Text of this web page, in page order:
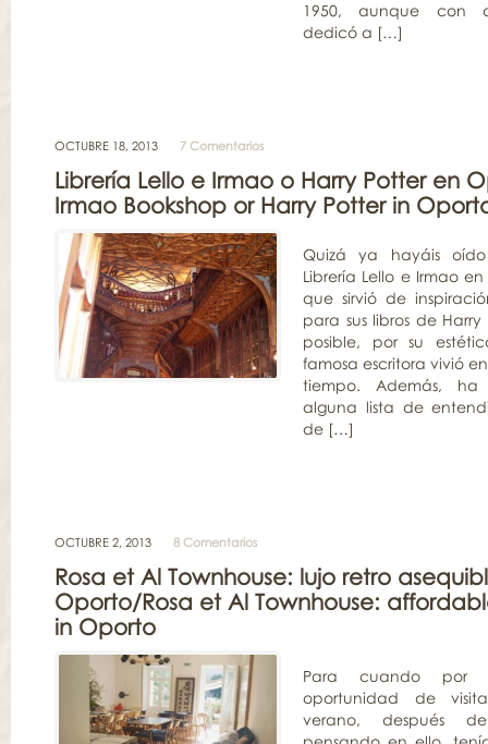
1950, aunque con
dedicó a […]
OCTUBRE 18, 2013 7 Comentarios
Librería Lello e Irmao o Harry Potter en
Irmao Bookshop or Harry Potter in
Quizá ya hayáis
Librería Lello e Irmao
que sirvió de
para sus libros de
posible, por su
famosa escritora vivió
tiempo. Además,
alguna lista de
de […]
OCTUBRE 2, 2013 8 Comentarios
Rosa et Al Townhouse: lujo retro
Oporto/Rosa et Al Townhouse:
in Oporto
Para cuando por
oportunidad de
verano, después